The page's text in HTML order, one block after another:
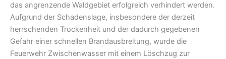
das angrenzende Waldgebiet erfolgreich verhindert werden.
Aufgrund der Schadenslage, insbesondere der derzeit
herrschenden Trockenheit und der dadurch gegebenen
Gefahr einer schnellen Brandausbreitung, wurde die
Feuerwehr Zwischenwasser mit einem Löschzug zur